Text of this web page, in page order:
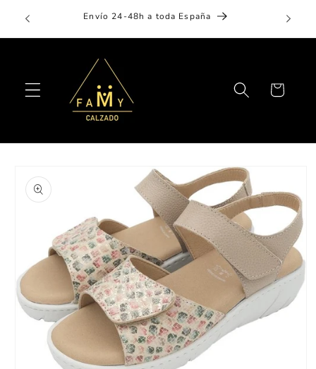
directamenteEnvío 24-48h a toda España
Carrito
a la
información